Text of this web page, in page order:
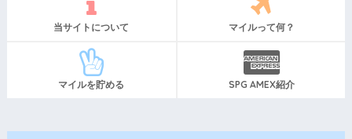
当サイトについて マイルって何？
マイルを貯める SPG AMEX紹介